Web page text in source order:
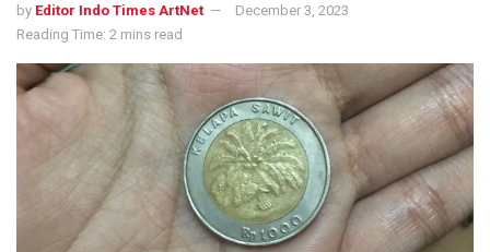
by Editor Indo Times ArtNet
December 3, 2023
Reading Time: 2 mins read